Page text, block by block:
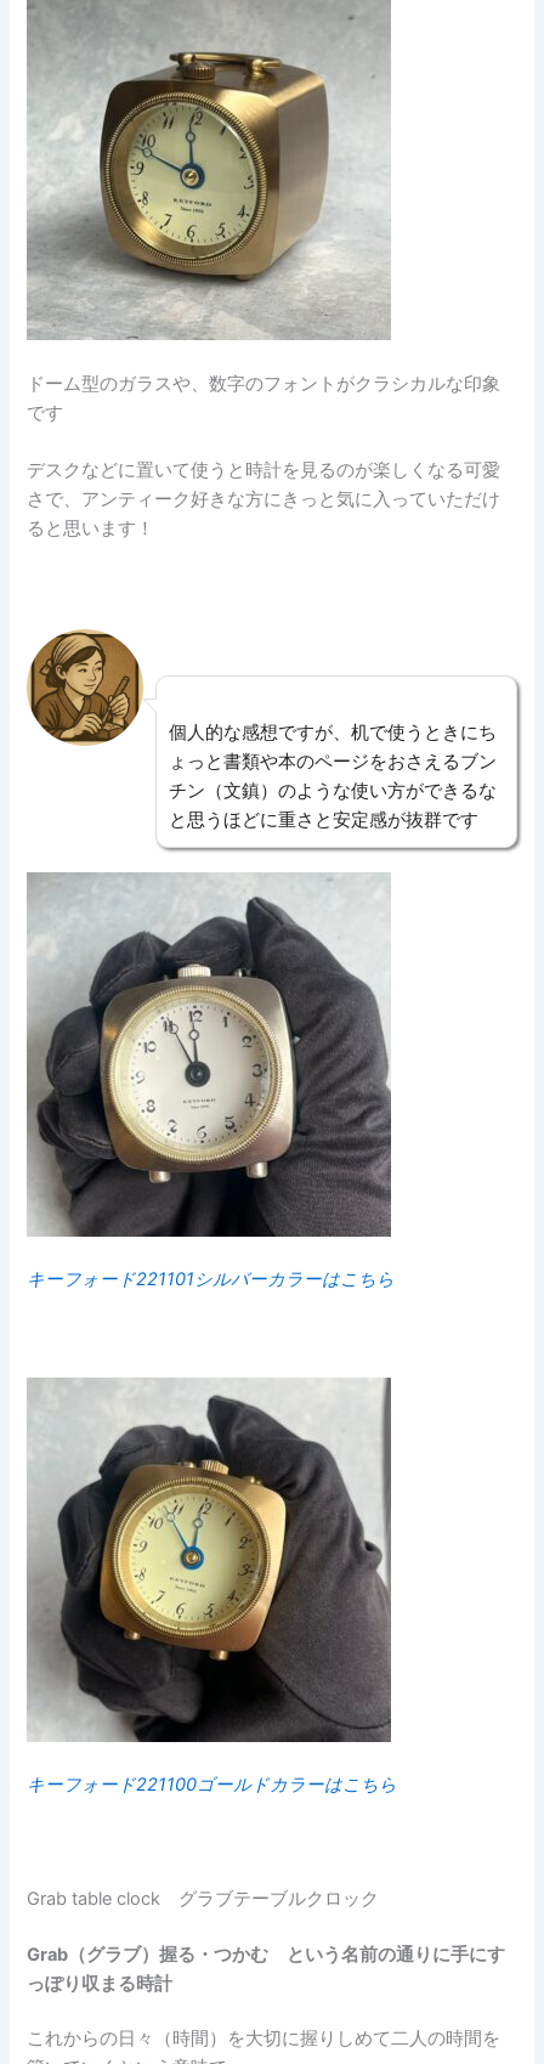
ドーム型のガラスや、数字のフォントがクラシカルな印象
です
デスクなどに置いて使うと時計を見るのが楽しくなる可愛
さで、アンティーク好きな方にきっと気に入っていただけ
ると思います！
個人的な感想ですが、机で使うときにち
ょっと書類や本のページをおさえるブン
チン（文鎮）のような使い方ができるな
と思うほどに重さと安定感が抜群です
キーフォード221101シルバーカラーはこちら
キーフォード221100ゴールドカラーはこちら
Grab table clock グラブテーブルクロック
Grab（グラブ）握る・つかむ という名前の通りに手にす
っぽり収まる時計
これからの日々（時間）を大切に握りしめて二人の時間を